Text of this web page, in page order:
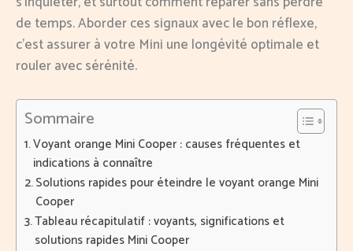
de temps. Aborder ces signaux avec le bon réflexe,
c’est assurer à votre Mini une longévité optimale et
rouler avec sérénité.
Sommaire
Voyant orange Mini Cooper : causes fréquentes et
indications à connaître
Solutions rapides pour éteindre le voyant orange Mini
Cooper
Tableau récapitulatif : voyants, significations et
solutions rapides Mini Cooper